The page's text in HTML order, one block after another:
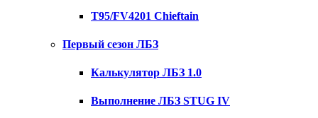
T95/FV4201 Chieftain
Первый сезон ЛБЗ
Калькулятор ЛБЗ 1.0
Выполнение ЛБЗ STUG IV